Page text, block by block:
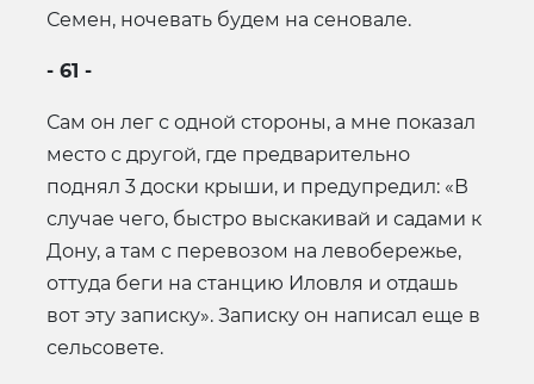
Семен, ночевать будем на сеновале.
- 61 -
Сам он лег с одной стороны, а мне показал
место с другой, где предварительно
поднял 3 доски крыши, и предупредил: «В
случае чего, быстро выскакивай и садами к
Дону, а там с перевозом на левобережье,
оттуда беги на станцию Иловля и отдашь
вот эту записку». Записку он написал еще в
сельсовете.